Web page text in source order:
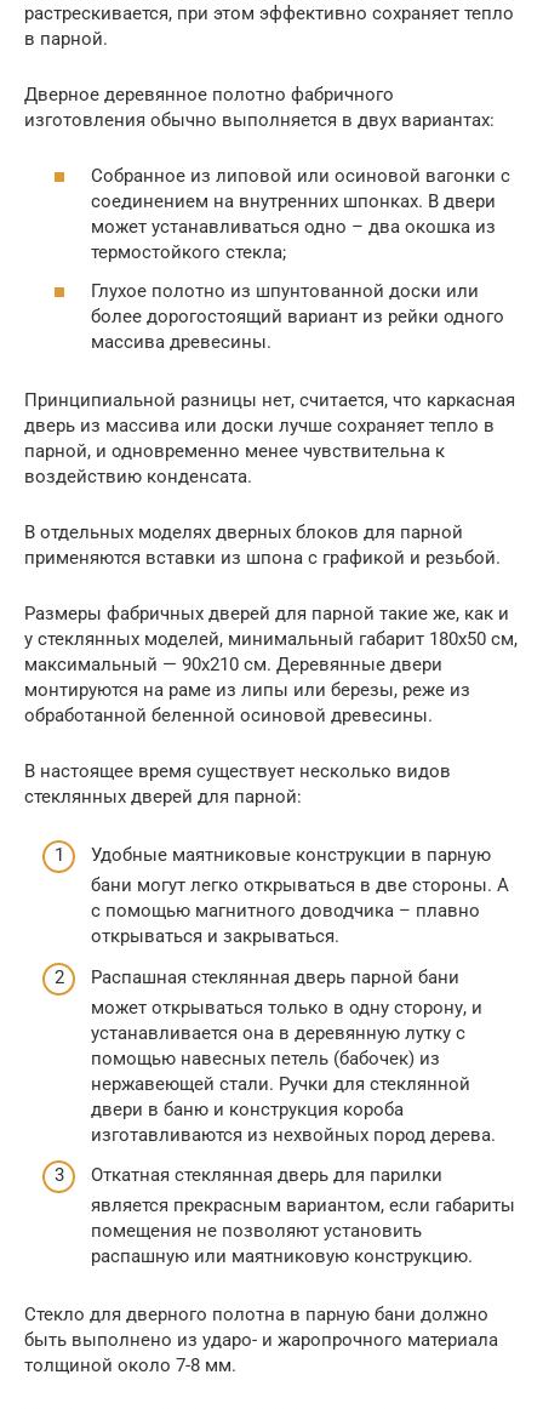
растрескивается, при этом эффективно сохраняет тепло
в парной.
Дверное деревянное полотно фабричного
изготовления обычно выполняется в двух вариантах:
Собранное из липовой или осиновой вагонки с
соединением на внутренних шпонках. В двери
может устанавливаться одно – два окошка из
термостойкого стекла;
Глухое полотно из шпунтованной доски или
более дорогостоящий вариант из рейки одного
массива древесины.
Принципиальной разницы нет, считается, что каркасная
дверь из массива или доски лучше сохраняет тепло в
парной, и одновременно менее чувствительна к
воздействию конденсата.
В отдельных моделях дверных блоков для парной
применяются вставки из шпона с графикой и резьбой.
Размеры фабричных дверей для парной такие же, как и
у стеклянных моделей, минимальный габарит 180х50 см,
максимальный — 90х210 см. Деревянные двери
монтируются на раме из липы или березы, реже из
обработанной беленной осиновой древесины.
В настоящее время существует несколько видов
стеклянных дверей для парной:
Удобные маятниковые конструкции в парную
бани могут легко открываться в две стороны. А
с помощью магнитного доводчика – плавно
открываться и закрываться.
Распашная стеклянная дверь парной бани
может открываться только в одну сторону, и
устанавливается она в деревянную лутку с
помощью навесных петель (бабочек) из
нержавеющей стали. Ручки для стеклянной
двери в баню и конструкция короба
изготавливаются из нехвойных пород дерева.
Откатная стеклянная дверь для парилки
является прекрасным вариантом, если габариты
помещения не позволяют установить
распашную или маятниковую конструкцию.
Стекло для дверного полотна в парную бани должно
быть выполнено из ударо- и жаропрочного материала
толщиной около 7-8 мм.